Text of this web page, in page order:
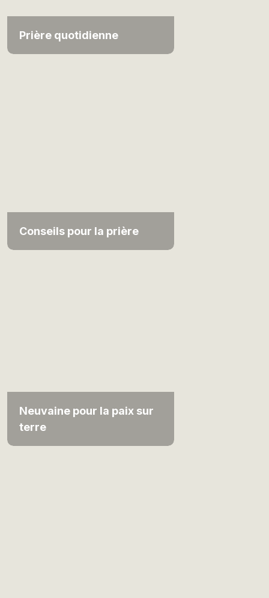
Prière quotidienne
Conseils pour la prière
Neuvaine pour la paix sur
terre